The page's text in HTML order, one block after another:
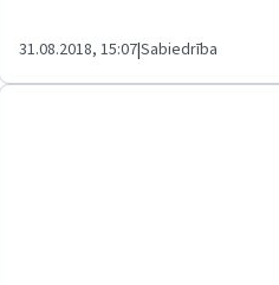
31.08.2018, 15:07|Sabiedrība